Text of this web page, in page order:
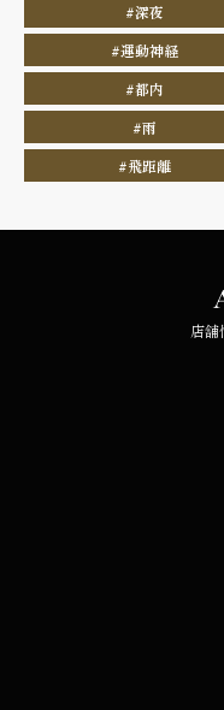
#深夜
#運動神経
#都内
#雨
#飛距離
店舗